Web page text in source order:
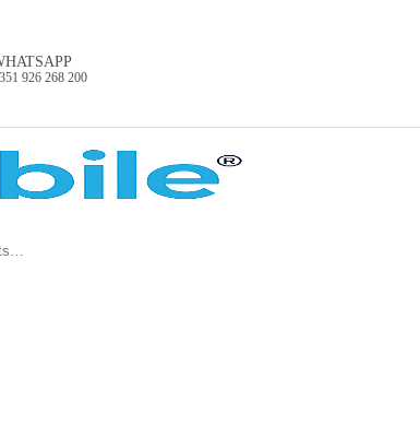
926 268 200